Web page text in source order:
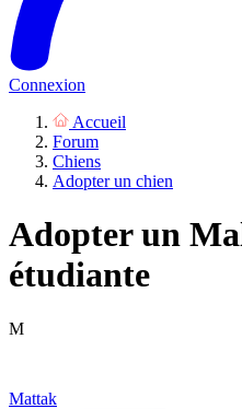
Connexion
Accueil
Forum
Chiens
Adopter un chien
Adopter un
étudiante
M
Mattak